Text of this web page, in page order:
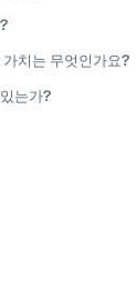
치는 무엇인가요?
있는가?